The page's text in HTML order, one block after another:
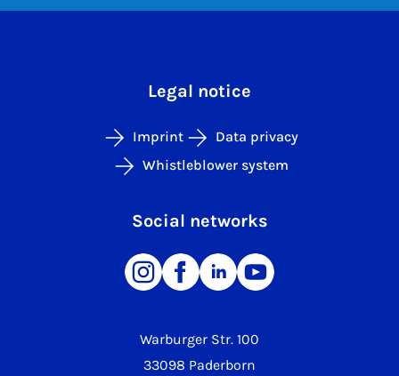
Warburger Str. 100
33098 Paderborn
Legal notice
Imprint
Data privacy
Whistleblower system
Social networks